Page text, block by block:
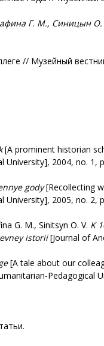
Г. М., Синицын О.
// Музейный
[A prominent historian
University], 2004, no. 1,
gody[Recollecting
University], 2005, no. 2,
G. М., Sinitsyn O. V. K
istorii[Journal of
[A tale about our
Pedagogical